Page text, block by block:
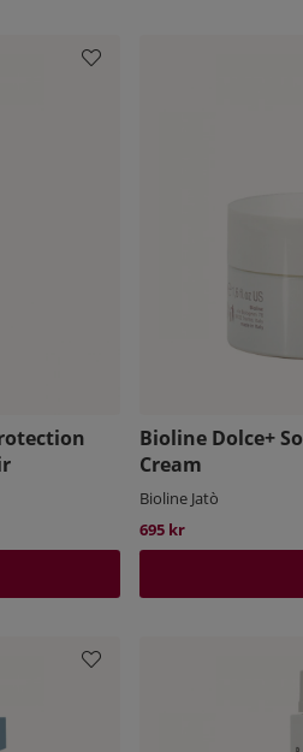
Bioline Dolce+
Cream
Bioline Jatò
695 kr